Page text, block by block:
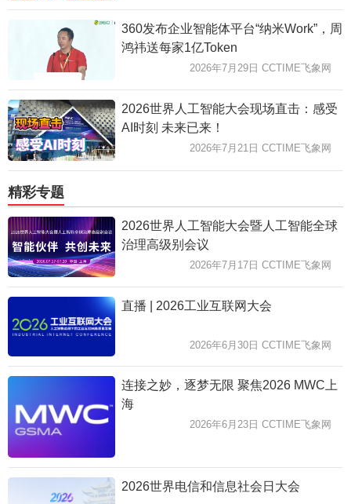
360发布企业智能体平台“纳米Work”，周
鸿祎送每家1亿Token
2026年7月29日 CCTIME飞象网
2026世界人工智能大会现场直击：感受
AI时刻 未来已来！
2026年7月21日 CCTIME飞象网
精彩专题
2026世界人工智能大会暨人工智能全球
治理高级别会议
2026年7月17日 CCTIME飞象网
直播 | 2026工业互联网大会
2026年6月30日 CCTIME飞象网
连接之妙，逐梦无限 聚焦2026 MWC上
海
2026年6月23日 CCTIME飞象网
2026世界电信和信息社会日大会